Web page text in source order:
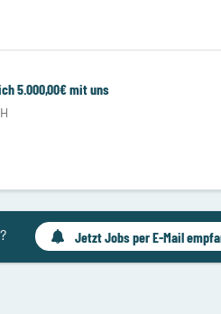
5.000,00€ mit uns
Jetzt Jobs per E-Mail